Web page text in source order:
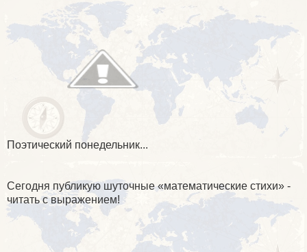
Поэтический понедельник...
Сегодня публикую шуточные «математические стихи» -
читать с выражением!